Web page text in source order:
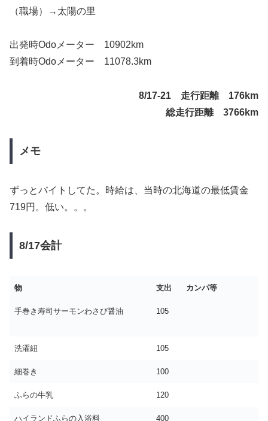
（職場）→太陽の里
出発時Odoメーター 10902km
到着時Odoメーター 11078.3km
8/17-21 走行距離 176km
総走行距離 3766km
メモ
ずっとバイトしてた。時給は、当時の北海道の最低賃金
719円。低い。。。
8/17会計
物 支出 カンパ等
手巻き寿司サーモンわさび醤油 105
洗濯紐 105
細巻き 100
ふらの牛乳 120
ハイランドふらの入浴料 400